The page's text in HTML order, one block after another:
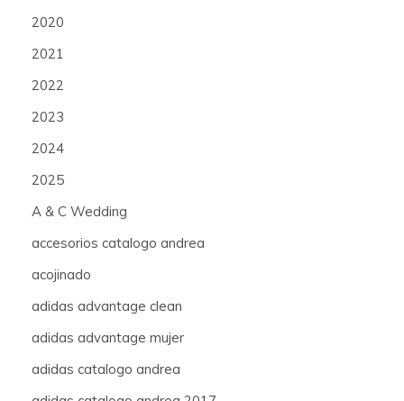
2020
2021
2022
2023
2024
2025
A & C Wedding
accesorios catalogo andrea
acojinado
adidas advantage clean
adidas advantage mujer
adidas catalogo andrea